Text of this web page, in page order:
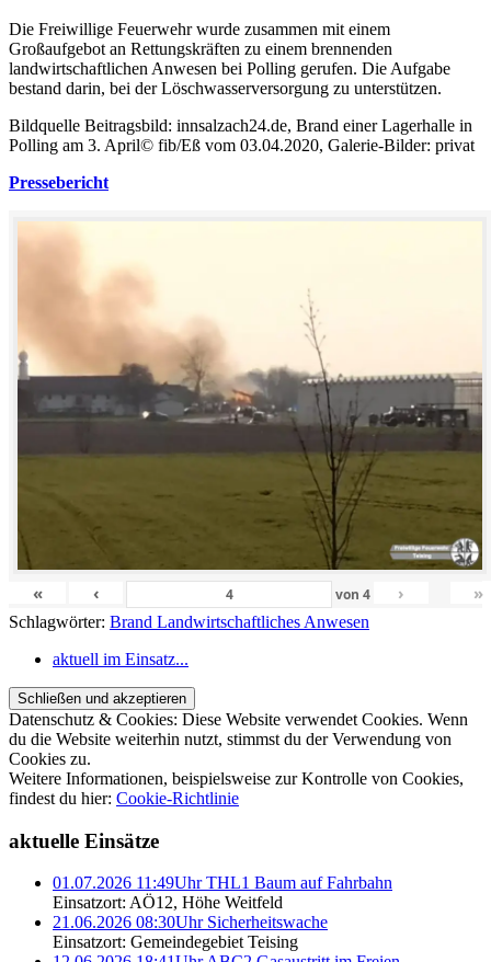
Die Freiwillige Feuerwehr wurde zusammen mit einem
Großaufgebot an Rettungskräften zu einem brennenden
landwirtschaftlichen Anwesen bei Polling gerufen. Die Aufgabe
bestand darin, bei der Löschwasserversorgung zu unterstützen.
Bildquelle Beitragsbild: innsalzach24.de, Brand einer Lagerhalle in
Polling am 3. April© fib/Eß vom 03.04.2020, Galerie-Bilder: privat
Pressebericht
« ‹ von4 › »
Schlagwörter: Brand Landwirtschaftliches Anwesen
aktuell im Einsatz...
Datenschutz & Cookies: Diese Website verwendet Cookies. Wenn
du die Website weiterhin nutzt, stimmst du der Verwendung von
Cookies zu.
Weitere Informationen, beispielsweise zur Kontrolle von Cookies,
findest du hier: Cookie-Richtlinie
aktuelle Einsätze
01.07.2026 11:49Uhr THL1 Baum auf Fahrbahn
Einsatzort: AÖ12, Höhe Weitfeld
21.06.2026 08:30Uhr Sicherheitswache
Einsatzort: Gemeindegebiet Teising